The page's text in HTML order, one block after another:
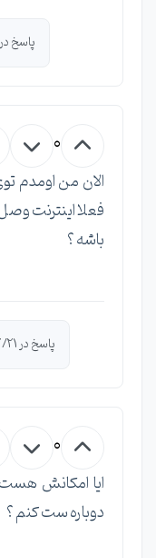
پاسخ در 1400/02/20 توسط
0
باشه ؟
پاسخ در 1400/02/21 توسط
0
دوباره ست کنم ؟